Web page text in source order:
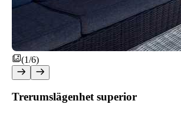
(1/6)
Trerumslägenhet superior